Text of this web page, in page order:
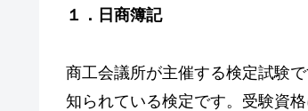
１．日商簿記
商工会議所が主催する検定試験
知られている検定です。受験資